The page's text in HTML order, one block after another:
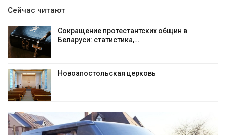
Сейчас читают
Сокращение протестантских общин в
Беларуси: статистика,…
Новоапостольская церковь